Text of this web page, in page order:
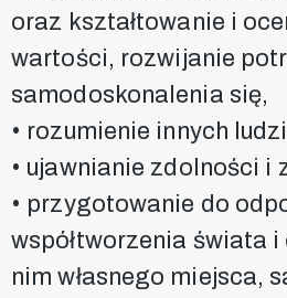
oraz kształtowanie i
wartości, rozwijanie
samodoskonalenia się,
• rozumienie innych
• ujawnianie zdolności i
• przygotowanie do
współtworzenia świata
nim własnego miejsca,